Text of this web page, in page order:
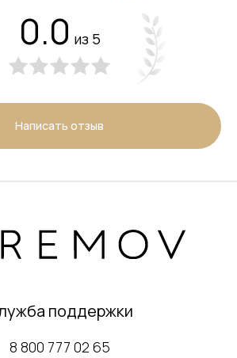
0.0 из 5
Написать отзыв
поддержки
8 800 777 02 65